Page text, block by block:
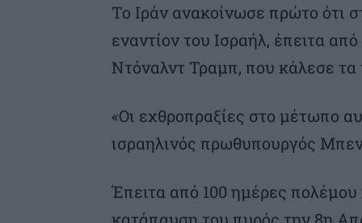
Το Ιράν ανακοίνωσε πρώτο ότι
εναντίον του Ισραήλ, έπειτα
Ντόναλντ Τραμπ, που κάλεσε
«Οι εχθροπραξίες στο μέτωπο
ισραηλινός πρωθυπουργός
Έπειτα από 100 ημέρες